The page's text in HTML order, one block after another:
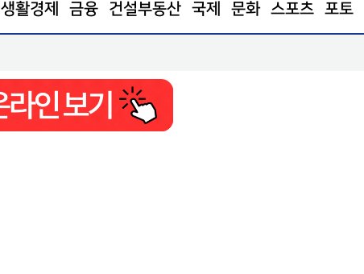
생활경제 금융 건설부동산 국제 문화 스포츠 포토